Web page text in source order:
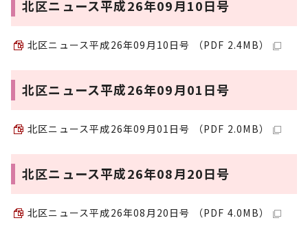
北区ニュース平成26年09月10日号
北区ニュース平成26年09月10日号 （PDF 2.4MB）
北区ニュース平成26年09月01日号
北区ニュース平成26年09月01日号 （PDF 2.0MB）
北区ニュース平成26年08月20日号
北区ニュース平成26年08月20日号 （PDF 4.0MB）